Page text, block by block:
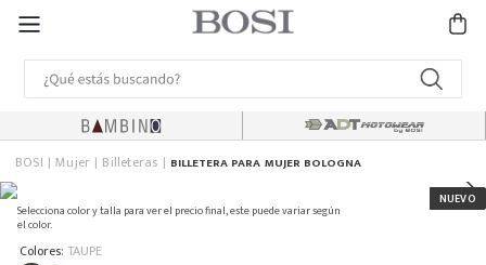
BOSI Mujer Billeteras BILLETERA PARA MUJER BOLOGNA
Selecciona color y talla para ver el precio final, este puede variar según
el color.
Colores: TAUPE